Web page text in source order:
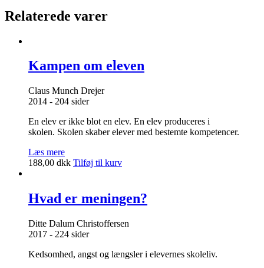
erkendelse'
antal
Relaterede varer
Kampen om eleven
Claus Munch Drejer
2014 - 204 sider
En elev er ikke blot en elev. En elev produceres i
skolen. Skolen skaber elever med bestemte kompetencer.
Læs mere
188,00 dkk Tilføj til kurv
Hvad er meningen?
Ditte Dalum Christoffersen
2017 - 224 sider
Kedsomhed, angst og længsler i elevernes skoleliv.